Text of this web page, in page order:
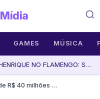
Mídia
GAMES MÚSICA
SAIBA TUDO; PALMEIRAS PERDE, MAS AVANÇA; VINI VAI RENOVAR? | BATE-PRONTO, assista agora
Corinthians quita dívida de R$ 40 milhões com Talleres